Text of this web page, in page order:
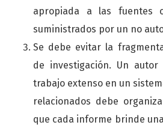
apropiada a las fuentes
suministrados por un no
Se debe evitar la
de investigación. Un
trabajo extenso en un
relacionados debe
que cada informe brinde